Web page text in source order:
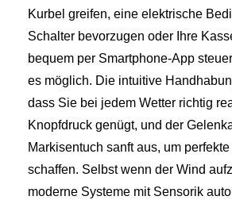
Kurbel greifen, eine elektrische
Schalter bevorzugen oder Ihre
bequem per Smartphone-App
es möglich. Die intuitive
dass Sie bei jedem Wetter richtig
Knopfdruck genügt, und der
Markisentuch sanft aus, um
schaffen. Selbst wenn der Wind
moderne Systeme mit Sensorik